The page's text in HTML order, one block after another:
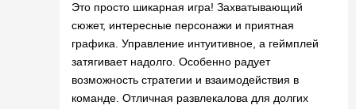
Это просто шикарная игра! Захватывающий
сюжет, интересные персонажи и приятная
графика. Управление интуитивное, а геймплей
затягивает надолго. Особенно радует
возможность стратегии и взаимодействия в
команде. Отличная развлекалова для долгих